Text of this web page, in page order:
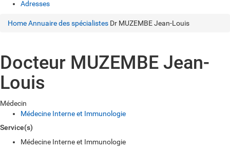
Adresses
HomeAnnuaire des spécialistes Dr MUZEMBE Jean-Louis
Docteur MUZEMBE Jean-
Louis
Médecin
Médecine Interne et Immunologie
Service(s)
Médecine Interne et Immunologie